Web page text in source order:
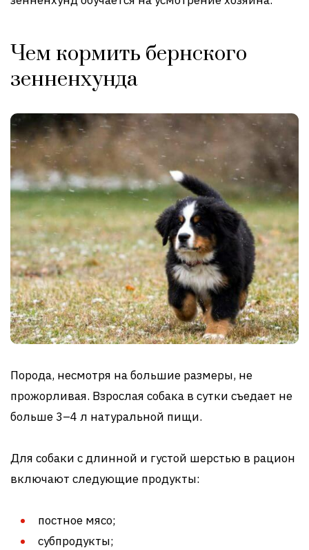
Чем кормить бернского
зенненхунда
Порода, несмотря на большие размеры, не
прожорливая. Взрослая собака в сутки съедает не
больше 3–4 л натуральной пищи.
Для собаки с длинной и густой шерстью в рацион
включают следующие продукты:
постное мясо;
субпродукты;